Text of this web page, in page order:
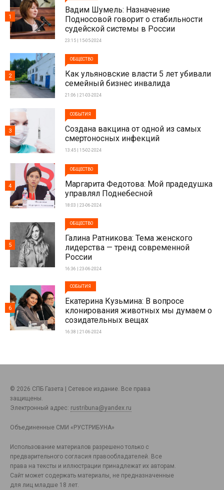
Вадим Шумель: Назначение
Подносовой говорит о стабильности
судейской системы в России
23:15 | 15-05-2024
1
ОБЩЕСТВО
Как ульяновские власти 5 лет убивали
семейный бизнес инвалида
21:06 | 21-03-2024
2
СОБЫТИЯ
Создана вакцина от одной из самых
смертоносных инфекций
13:45 | 15-02-2024
3
ОБЩЕСТВО
Маргарита Федотова: Мой прадедушка
управлял Поднебесной
18:03 | 23-06-2024
4
ОБЩЕСТВО
Галина Ратникова: Тема женского
лидерства — тренд современной
России
16:36 | 23-06-2024
5
СОБЫТИЯ
Екатерина Кузьмина: В вопросе
клонирования животных мы думаем о
созидательных вещах
16:38 | 21-06-2024
6
© 2026 СПБ Газета | Сетевое издание. Все права
защищены.
Электронный адрес: rustribuna@yandex.ru
Объединенные СМИ «РУСТРИБУНА»
Использование материалов разрешено только с
предварительного согласия правообладателей. Все
права на тексты и иллюстрации принадлежат их авторам.
Сайт может содержать материалы, не предназначенные
для лиц младше 18 лет.